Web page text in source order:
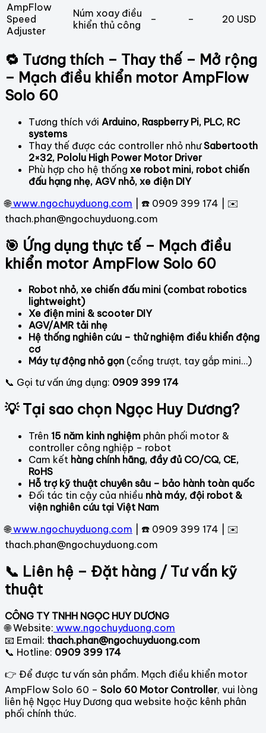
AmpFlow
Speed
Adjuster
Núm xoay điều
khiển thủ công
– – 20 USD
🔁 Tương thích – Thay thế – Mở rộng
– Mạch điều khiển motor AmpFlow
Solo 60
Tương thích với Arduino, Raspberry Pi, PLC, RC
systems
Thay thế được các controller nhỏ nhưSabertooth
2×32, Pololu High Power Motor Driver
Phù hợp cho hệ thống xe robot mini, robot chiến
đấu hạng nhẹ, AGV nhỏ, xe điện DIY
🌐 www.ngochuyduong.com | ☎️ 0909 399 174 | ✉️
thach.phan@ngochuyduong.com
🎯 Ứng dụng thực tế – Mạch điều
khiển motor AmpFlow Solo 60
Robot nhỏ, xe chiến đấu mini (combat robotics
lightweight)
Xe điện mini & scooter DIY
AGV/AMR tải nhẹ
Hệ thống nghiên cứu – thử nghiệm điều khiển động
cơ
Máy tự động nhỏ gọn (cổng trượt, tay gắp mini…)
📞 Gọi tư vấn ứng dụng: 0909 399 174
💡 Tại sao chọn Ngọc Huy Dương?
Trên 15 năm kinh nghiệm phân phối motor &
controller công nghiệp – robot
Cam kết hàng chính hãng, đầy đủ CO/CQ, CE,
RoHS
Hỗ trợ kỹ thuật chuyên sâu – bảo hành toàn quốc
Đối tác tin cậy của nhiều nhà máy, đội robot &
viện nghiên cứu tại Việt Nam
🌐 www.ngochuyduong.com | ☎️ 0909 399 174 | ✉️
thach.phan@ngochuyduong.com
📞 Liên hệ – Đặt hàng / Tư vấn kỹ
thuật
CÔNG TY TNHH NGỌC HUY DƯƠNG
🌐 Website: www.ngochuyduong.com
📧 Email: thach.phan@ngochuyduong.com
📞 Hotline: 0909 399 174
👉 Để được tư vấn sản phẩm. Mạch điều khiển motor
AmpFlow Solo 60 – Solo 60 Motor Controller, vui lòng
liên hệ Ngọc Huy Dương qua website hoặc kênh phân
phối chính thức.